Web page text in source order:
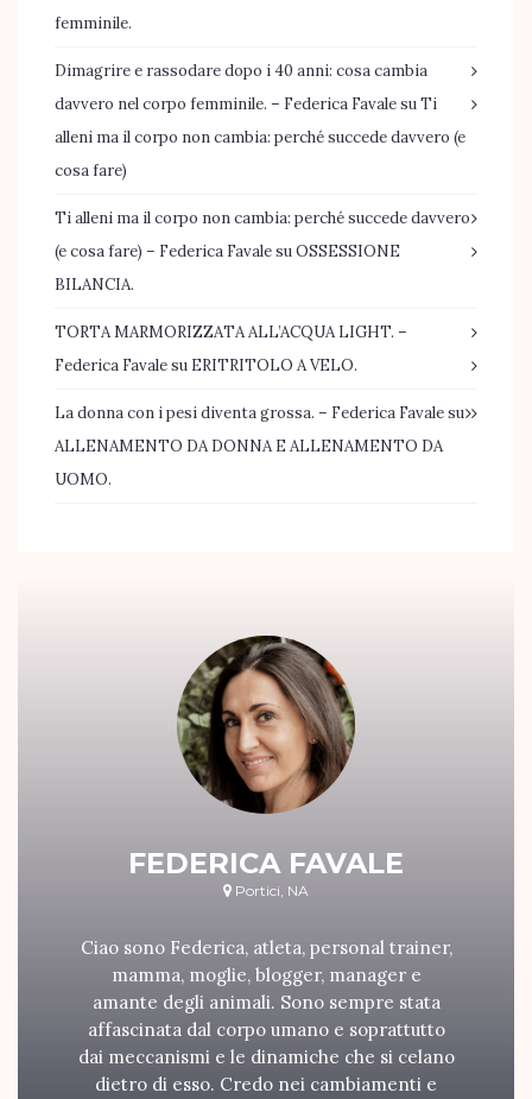
femminile.
Dimagrire e rassodare dopo i 40 anni: cosa cambia
davvero nel corpo femminile. – Federica FavalesuTi
alleni ma il corpo non cambia: perché succede davvero (e
cosa fare)
Ti alleni ma il corpo non cambia: perché succede davvero
(e cosa fare) – Federica FavalesuOSSESSIONE
BILANCIA.
TORTA MARMORIZZATA ALL’ACQUA LIGHT. –
Federica Favalesu ERITRITOLO A VELO.
La donna con i pesi diventa grossa. – Federica Favalesu
ALLENAMENTO DA DONNA E ALLENAMENTO DA
UOMO.
FEDERICA FAVALE
Portici, NA
Ciao sono Federica, atleta, personal trainer,
mamma, moglie, blogger, manager e
amante degli animali. Sono sempre stata
affascinata dal corpo umano e soprattutto
dai meccanismi e le dinamiche che si celano
dietro di esso. Credo nei cambiamenti e